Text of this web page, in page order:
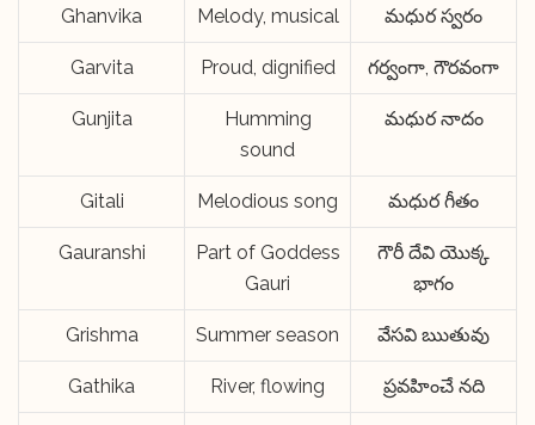
Ghanvika Melody, musical మధుర స్వరం
Garvita Proud, dignified గర్వంగా, గౌరవంగా
Gunjita
Humming
sound
మధుర నాదం
Gitali Melodious song మధుర గీతం
Gauranshi
Part of Goddess
Gauri
గౌరీ దేవి యొక్క
భాగం
Grishma Summer season వేసవి ఋతువు
Gathika River, flowing ప్రవహించే నది